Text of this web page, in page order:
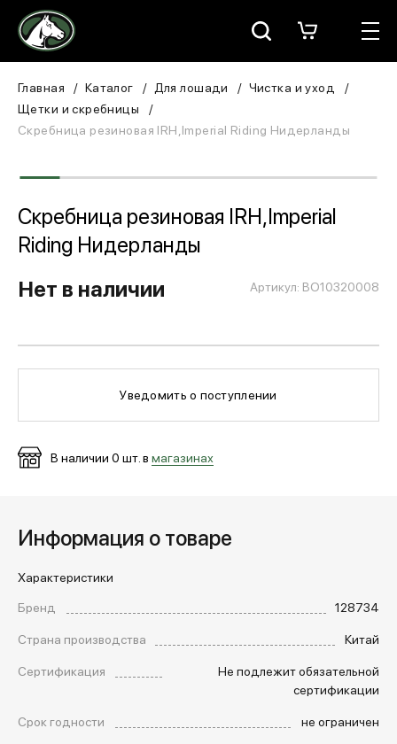
Москва
Для всадника
В конюшню
ЗООТОВАРЫ
Для собаки
МЕДИА
Главная Каталог Для лошади
Чистка и уход
Щетки и скребницы
Скребница резиновая IRH,Imperial Riding Нидерланды
Скребница резиновая IRH,Imperial
Riding Нидерланды
Артикул: BO10320008
Нет в наличии
Уведомить о поступлении
В наличии 0 шт. в магазинах
Информация о товаре
Характеристики
Бренд
128734
Страна производства
Китай
Сертификация
Не подлежит обязательной
сертификации
Срок годности
не ограничен